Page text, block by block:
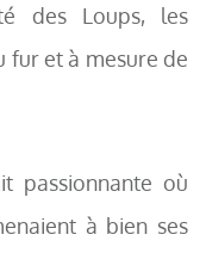
des Loups, les
fur et à mesure de
passionnante où
à bien ses